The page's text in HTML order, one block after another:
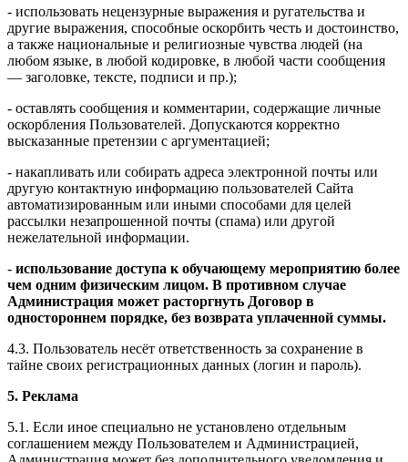
- использовать нецензурные выражения и ругательства и
другие выражения, способные оскорбить честь и достоинство,
а также национальные и религиозные чувства людей (на
любом языке, в любой кодировке, в любой части сообщения
— заголовке, тексте, подписи и пр.);
- оставлять сообщения и комментарии, содержащие личные
оскорбления Пользователей. Допускаются корректно
высказанные претензии с аргументацией;
- накапливать или собирать адреса электронной почты или
другую контактную информацию пользователей Сайта
автоматизированным или иными способами для целей
рассылки незапрошенной почты (спама) или другой
нежелательной информации.
- использование доступа к обучающему мероприятию более
чем одним физическим лицом. В противном случае
Администрация может расторгнуть Договор в
одностороннем порядке, без возврата уплаченной суммы.
4.3. Пользователь несёт ответственность за сохранение в
тайне своих регистрационных данных (логин и пароль).
5. Реклама
5.1. Если иное специально не установлено отдельным
соглашением между Пользователем и Администрацией,